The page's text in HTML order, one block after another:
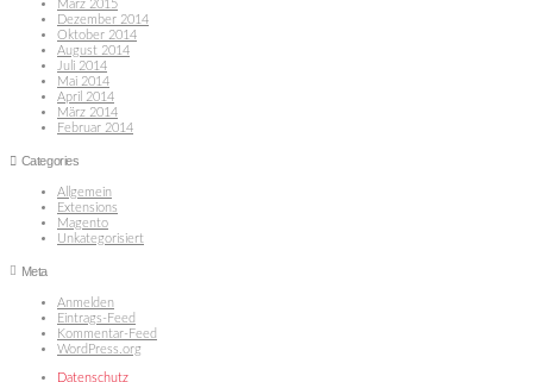
März 2015
Dezember 2014
Oktober 2014
August 2014
Juli 2014
Mai 2014
April 2014
März 2014
Februar 2014
Categories
Allgemein
Extensions
Magento
Unkategorisiert
Meta
Anmelden
Eintrags-Feed
Kommentar-Feed
WordPress.org
Datenschutz